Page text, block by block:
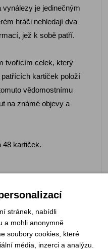
je jedinečným
hráči nehledají dva
jež k sobě patří.
tvořícím celek, který
kartiček položí
vědomostnímu
na známé objevy a
48 kartiček.
stránek, nabídli
a mohli anonymně
soubory cookies, které
média, inzerci a analýzu.